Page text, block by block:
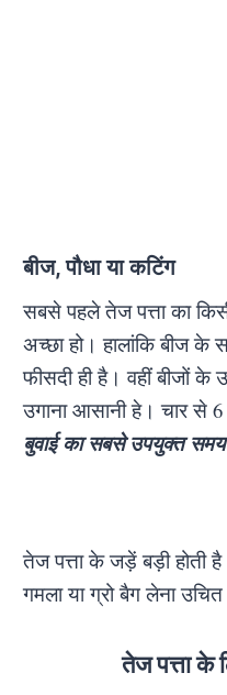
बीज, पौधा या कटिंग
सबसे पहले तेज पत्ता का
अच्छा हो। हालांकि बीज के
फीसदी ही है। वहीं बीजों
उगाना आसानी हे। चार से
बुवाई का सबसे उपयुक्त
तेज पत्ता के जड़ें बड़ी
गमला या ग्रो बैग लेना
तेज पत्ता